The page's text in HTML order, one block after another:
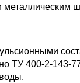
ТУ 400-2-143-